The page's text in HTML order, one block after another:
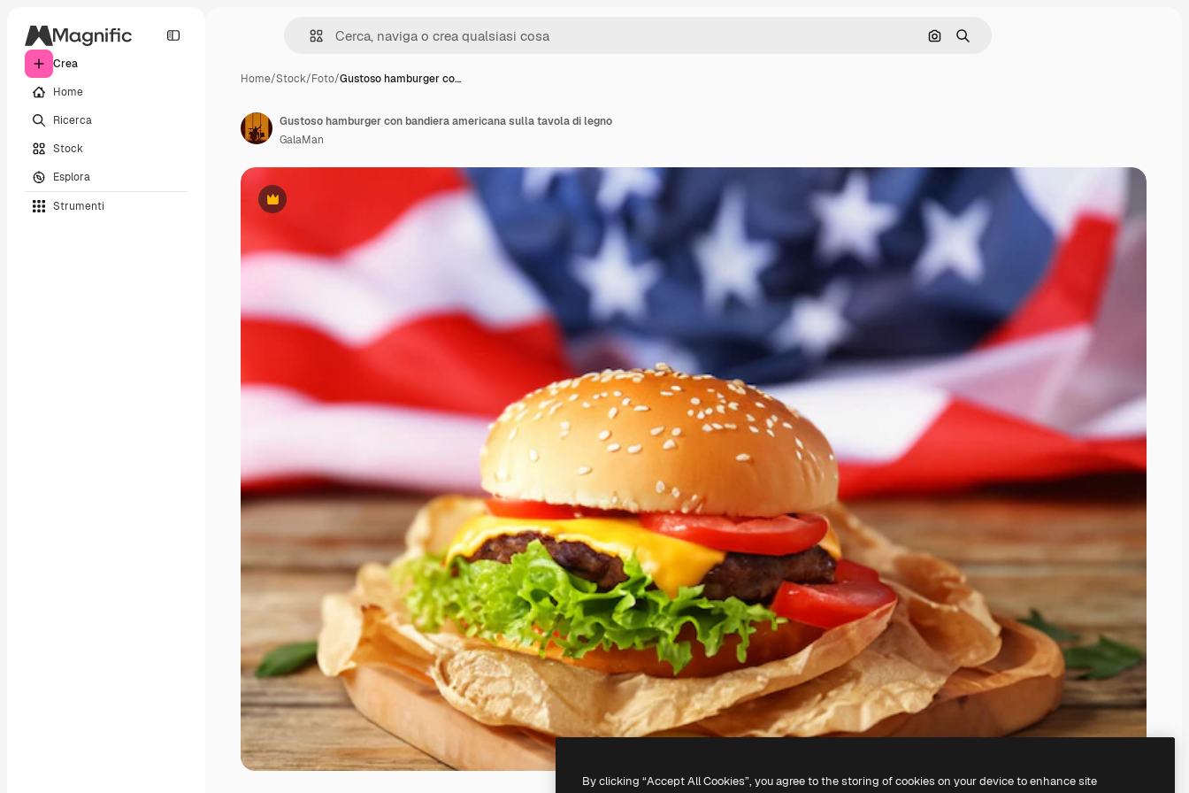
Crea
Home
Ricerca
Stock
Esplora
Strumenti
Cerca per immagine
Ricerca
Home/Stock/Foto/Gustoso hamburger co…
Premium
Gustoso hamburger con bandiera americana sulla tavola di legno
GalaMan
By clicking “Accept All Cookies”, you agree to the storing of cookies on your device to enhance site